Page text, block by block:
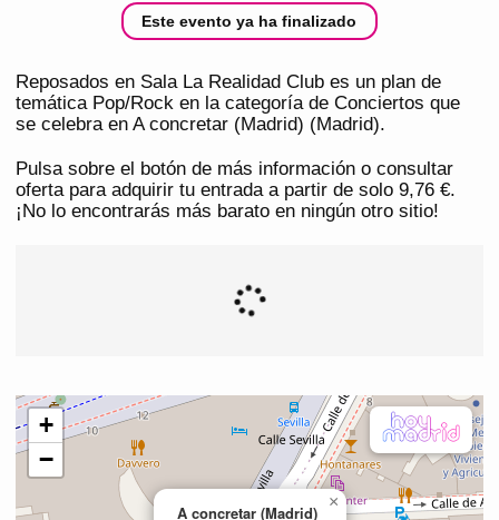
Este evento ya ha finalizado
Reposados en Sala La Realidad Club es un plan de
temática Pop/Rock en la categoría de Conciertos que
se celebra en A concretar (Madrid) (Madrid).
Pulsa sobre el botón de más información o consultar
oferta para adquirir tu entrada a partir de solo 9,76 €.
¡No lo encontrarás más barato en ningún otro sitio!